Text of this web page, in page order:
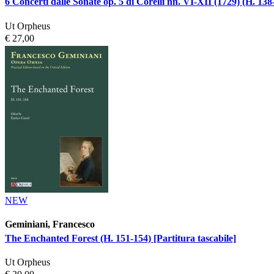
Ut Orpheus
€ 27,00
NEW
Geminiani, Francesco
The Enchanted Forest (H. 151-154) [Partitura tascabile]
Ut Orpheus